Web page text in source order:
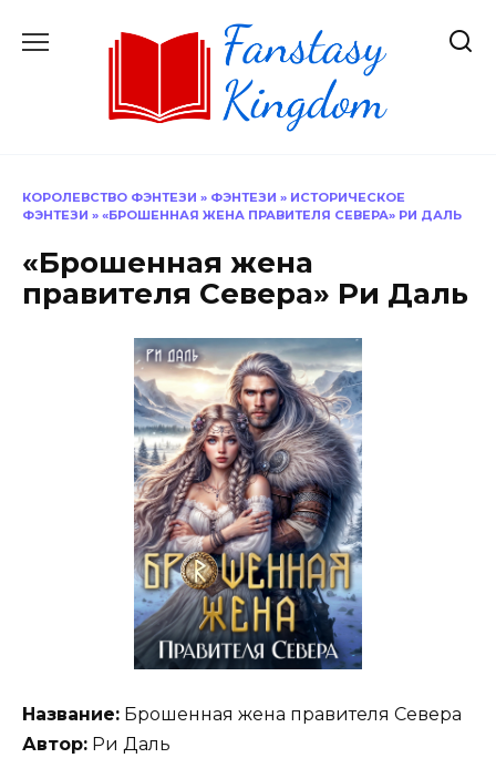
КОРОЛЕВСТВО ФЭНТЕЗИ » ФЭНТЕЗИ » ИСТОРИЧЕСКОЕ
ФЭНТЕЗИ » «БРОШЕННАЯ ЖЕНА ПРАВИТЕЛЯ СЕВЕРА» РИ ДАЛЬ
«Брошенная жена
правителя Севера» Ри Даль
Название: Брошенная жена правителя Севера
Автор: Ри Даль